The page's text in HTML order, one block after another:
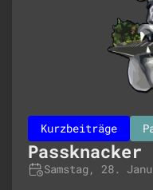
Kurzbeiträge
Passknacker
Samstag, 28.